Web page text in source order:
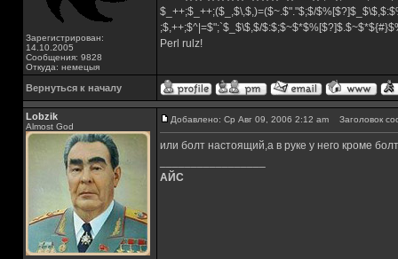
Зарегистрирован:
14.10.2005
Сообщения: 9828
Откуда: немецыя
$_++;$_++;($_,$\,$,)=($~.$"."$;$/
;$,++;$^|=$";`$_$\$,$/
Perl rulz!
Вернуться к началу
Lobzik
Almost God
Добавлено: Ср Авг 09, 2006 2:12 am Заголовок
или болт настоящий,а в руке у него кроме
АЙС